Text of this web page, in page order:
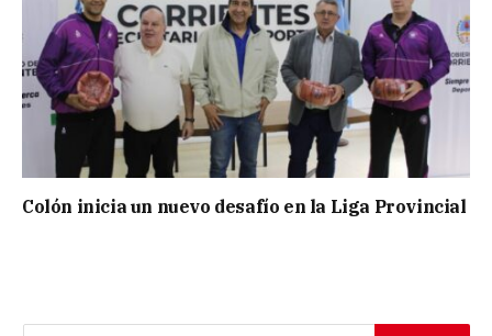
Colón inicia un nuevo desafío en la Liga Provincial